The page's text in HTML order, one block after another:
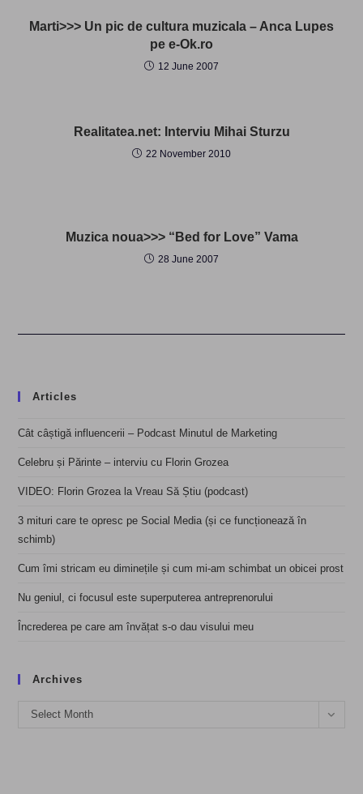
Marti>>> Un pic de cultura muzicala – Anca Lupes
pe e-Ok.ro
12 June 2007
Realitatea.net: Interviu Mihai Sturzu
22 November 2010
Muzica noua>>> “Bed for Love” Vama
28 June 2007
Articles
Cât câștigă influencerii – Podcast Minutul de Marketing
Celebru și Părinte – interviu cu Florin Grozea
VIDEO: Florin Grozea la Vreau Să Știu (podcast)
3 mituri care te opresc pe Social Media (și ce funcționează în
schimb)
Cum îmi stricam eu diminețile și cum mi-am schimbat un obicei prost
Nu geniul, ci focusul este superputerea antreprenorului
Încrederea pe care am învățat s-o dau visului meu
Archives
Archives
Select Month